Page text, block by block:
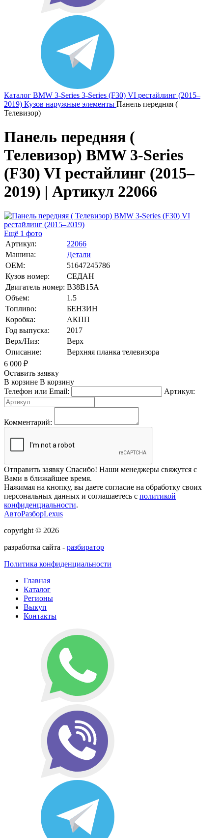
Каталог BMW 3-Series 3-Series (F30) VI рестайлинг (2015–
2019) Кузов наружные элементы Панель передняя (
Телевизор)
Панель передняя (
Телевизор) BMW 3-Series
(F30) VI рестайлинг (2015–
2019) | Артикул 22066
Ещё 1 фото
Артикул:
22066
Машина:
Детали
OEM:
51647245786
Кузов номер:
СЕДАН
Двигатель номер: B38B15A
Объем:
1.5
Топливо:
БЕНЗИН
Коробка:
АКПП
Год выпуска:
2017
Верх/Низ:
Верх
Описание:
Верхняя планка телевизора
6 000 ₽
Оставить заявку
В корзине В корзину
Телефон или Email:
Артикул:
Комментарий:
Отправить заявку Спасибо! Наши менеджеры свяжутся с
Вами в ближайшее время.
Нажимая на кнопку, вы даете согласие на обработку своих
персональных данных и соглашаетесь с политикой
конфиденциальности.
АвтоРазборLexus
copyright © 2026
разработка сайта - разбиратор
Политика конфиденциальности
Главная
Каталог
Регионы
Выкуп
Контакты